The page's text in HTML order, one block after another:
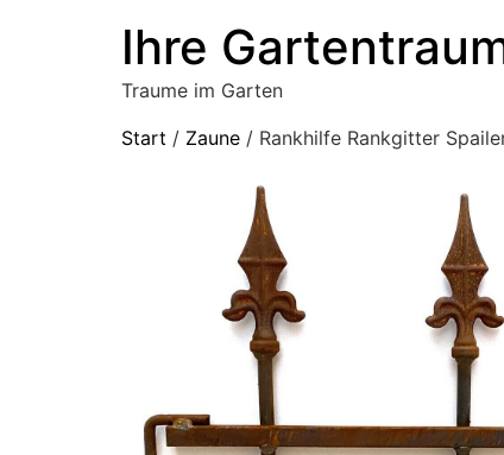
Ihre
Traume im Garten
Start / Zaune / Rankhilfe Rankgitter